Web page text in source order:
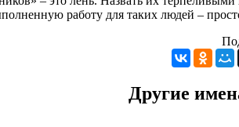
работу для таких людей –
Другие